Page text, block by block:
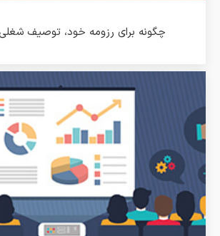
چگونه برای رزومه خود، توصیف